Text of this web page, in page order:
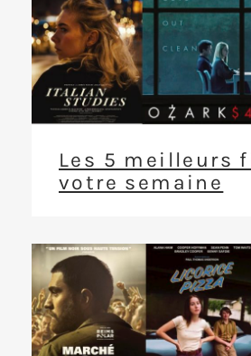
Les 5 meilleurs
votre semaine